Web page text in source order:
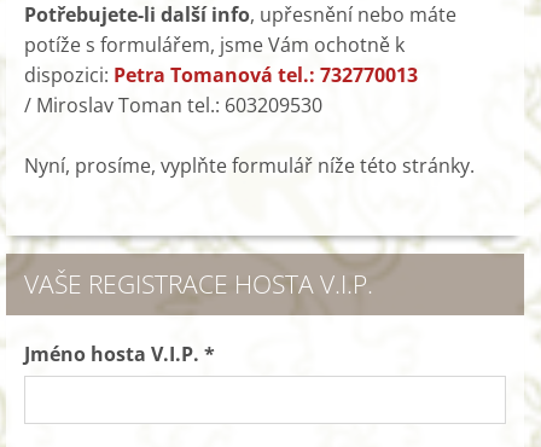
Potřebujete-li další info, upřesnění nebo máte
potíže s formulářem, jsme Vám ochotně k
dispozici: Petra Tomanová tel.: 732770013
/ Miroslav Toman tel.: 603209530
Nyní, prosíme, vyplňte formulář níže této stránky.
VAŠE REGISTRACE HOSTA V.I.P.
Jméno hosta V.I.P. *